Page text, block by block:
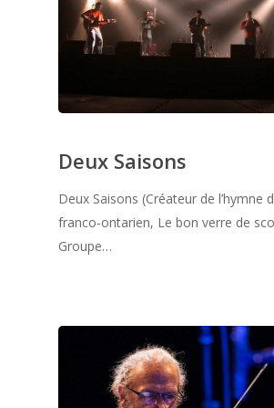
Deux Saisons
Deux Saisons (Créateur de l’hymne
franco-ontarien, Le bon verre de
Groupe…